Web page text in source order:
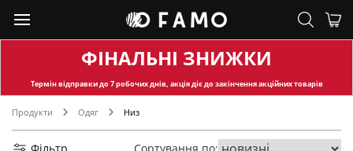
ФІНАЛЬНІ ЗНИЖКИ
Термін відправкидо 7 робочих днів, акція діє до закінчення акційних товарів
Продукти Одяг Низ